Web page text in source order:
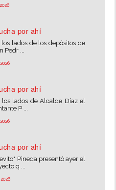
por ahí
lados de los depósitos de
Pedr ...
por ahí
los lados de Alcalde Díaz el
P ...
por ahí
Pineda presentó ayer el
q ...